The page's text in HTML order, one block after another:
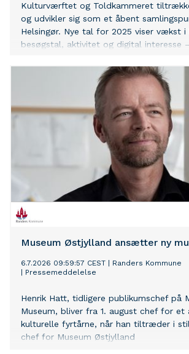
Kulturværftet og Toldkammeret
og udvikler sig som et åbent
Helsingør. Nye tal for 2025 viser vækst i
besøgstal, aktivitet og digital interesse
måder i løbet af dagen.
Museum Østjylland ansætter ny
6.7.2026 09:59:57 CEST
Randers Kommune
Pressemeddelelse
Henrik Hatt, tidligere publikumschef på
Museum, bliver fra 1. august chef for et
kulturelle fyrtårne, når han tiltræder i
chef for Museum Østjylland